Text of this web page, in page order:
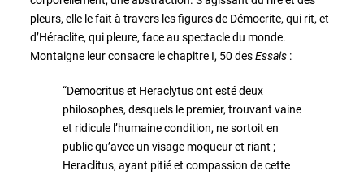
pleurs, elle le fait à travers les figures de Démocrite, qui rit, et
d’Héraclite, qui pleure, face au spectacle du monde.
Montaigne leur consacre le chapitre I, 50 desEssais :
“Democritus et Heraclytus ont esté deux
philosophes, desquels le premier, trouvant vaine
et ridicule l’humaine condition, ne sortoit en
public qu’avec un visage moqueur et riant ;
Heraclitus, ayant pitié et compassion de cette